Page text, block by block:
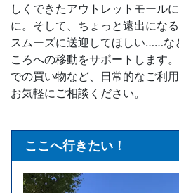
しくできたアウトレットモール
に。そして、ちょっと遠出にな
スムーズに送迎してほしい……な
ころへの移動をサポートします
での買い物など、日常的なご利
お気軽にご相談ください。
ここへ行きたい！